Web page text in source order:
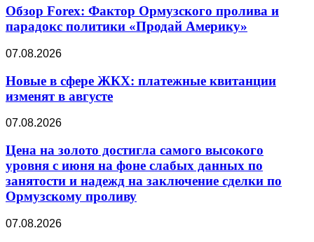
Обзор Forex: Фактор Ормузского пролива и
парадокс политики «Продай Америку»
07.08.2026
Новые в сфере ЖКХ: платежные квитанции
изменят в августе
07.08.2026
Цена на золото достигла самого высокого
уровня с июня на фоне слабых данных по
занятости и надежд на заключение сделки по
Ормузскому проливу
07.08.2026